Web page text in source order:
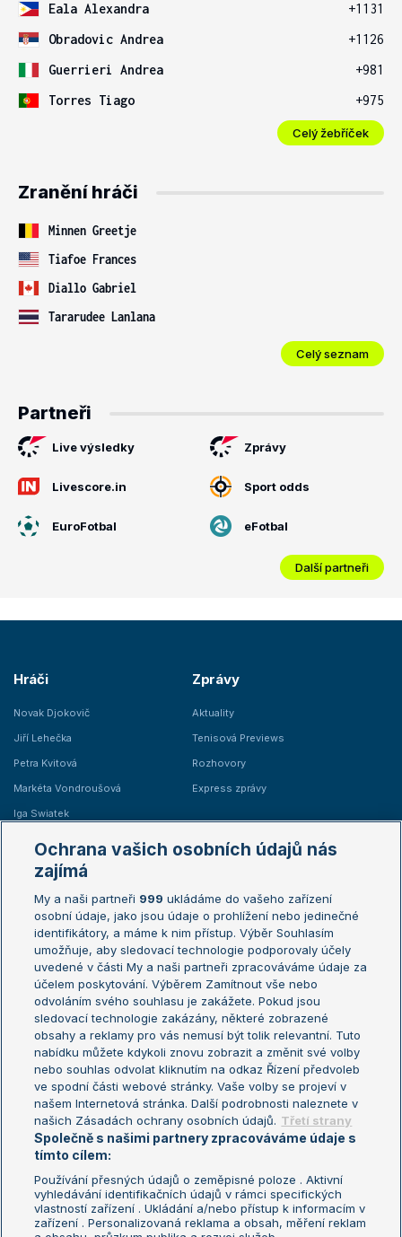
Eala Alexandra
+1131
Obradovic Andrea
+1126
Guerrieri Andrea
+981
Torres Tiago
+975
Celý žebříček
Zranění hráči
Minnen Greetje
Tiafoe Frances
Diallo Gabriel
Tararudee Lanlana
Celý seznam
Partneři
Live výsledky Zprávy
Livescore.in Sport odds
EuroFotbal eFotbal
Další partneři
Hráči
Novak Djokovič
Jiří Lehečka
Petra Kvitová
Markéta Vondroušová
Iga Swiatek
Zprávy
Aktuality
Tenisová Previews
Rozhovory
Express zprávy
Žebříčky
Žebříček ATP (muži)
Žebříček WTA (ženy)
Sázkařský žebříček
Australian Open
French Open
Wimbledon
US Open
Turnaj mistrů
Turnaj mistryň
Aktualní trendy
Fotbalové přestupy
Livesport Daily
LS Prague Open
Podmínky užití
Nastavení soukromí
GDPR a žurnalistika
Reklama
Ochrana vašich osobních údajů nás
zajímá
My a naši partneři 999 ukládáme do vašeho zařízení
osobní údaje, jako jsou údaje o prohlížení nebo jedinečné
identifikátory, a máme k nim přístup. Výběr Souhlasím
umožňuje, aby sledovací technologie podporovaly účely
uvedené v části My a naši partneři zpracováváme údaje za
účelem poskytování. Výběrem Zamítnout vše nebo
odvoláním svého souhlasu je zakážete. Pokud jsou
sledovací technologie zakázány, některé zobrazené
obsahy a reklamy pro vás nemusí být tolik relevantní. Tuto
nabídku můžete kdykoli znovu zobrazit a změnit své volby
nebo souhlas odvolat kliknutím na odkaz Řízení předvoleb
ve spodní části webové stránky. Vaše volby se projeví v
našem Internetová stránka. Další podrobnosti naleznete v
našich Zásadách ochrany osobních údajů. Třetí strany
Společně s našimi partnery zpracováváme údaje s
tímto cílem:
Používání přesných údajů o zeměpisné poloze . Aktivní
vyhledávání identifikačních údajů v rámci specifických
vlastností zařízení . Ukládání a/nebo přístup k informacím v
zařízení . Personalizovaná reklama a obsah, měření reklam